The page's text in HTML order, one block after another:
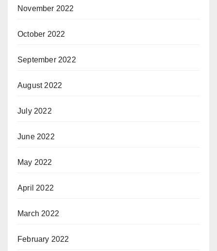
November 2022
October 2022
September 2022
August 2022
July 2022
June 2022
May 2022
April 2022
March 2022
February 2022